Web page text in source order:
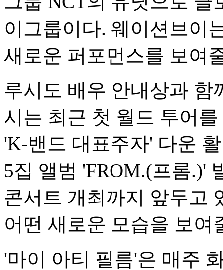
이그룹이다. 웨이션브이
새로운 퍼포먼스를 보여
루시도 배우 안내상과 함
시는 최근 첫 월드 투어
'K-밴드 대표주자' 다운
5집 앨범 'FROM.(프롬.)'
콘서트 개최까지 앞두고
어떤 새로운 모습을 보여
'마이 아티 필름'은 매주